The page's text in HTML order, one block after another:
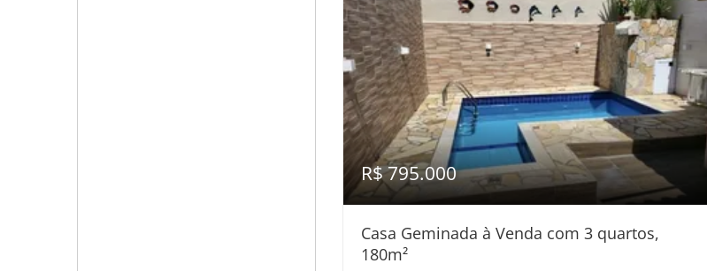
R$ 795.000
Casa Geminada à Venda com 3 quartos,
180m²